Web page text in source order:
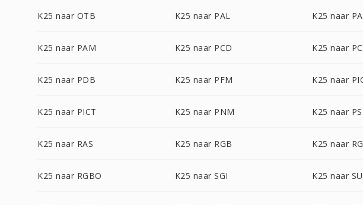
K25 naar OTB K25 naar PAL K25 naar
K25 naar PAM K25 naar PCD K25 naar
K25 naar PDB K25 naar PFM K25 naar
K25 naar PICT K25 naar PNM K25 naar
K25 naar RAS K25 naar RGB K25 naar
K25 naar RGBO K25 naar SGI K25 naar